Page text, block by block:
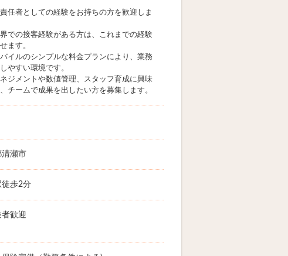
任者としての経験をお持ちの方を歓迎しま
での接客経験がある方は、これまでの経験
ます。
イルのシンプルな料金プランにより、業務
やすい環境です。
ジメントや数値管理、スタッフ育成に興味
チームで成果を出したい方を募集します。
清瀬市
徒歩2分
歓迎